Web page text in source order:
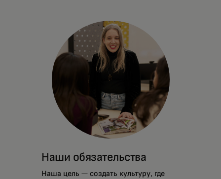
Наши обязательства
Наша цель — создать культуру, где